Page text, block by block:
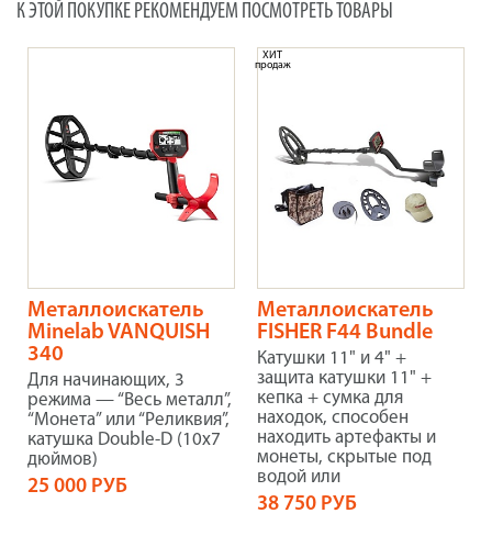
К ЭТОЙ ПОКУПКЕ РЕКОМЕНДУЕМ ПОСМОТРЕТЬ ТОВАРЫ
Металлоискатель
Minelab VANQUISH
340
Для начинающих, 3
режима — “Весь металл”,
“Монета” или “Реликвия”,
катушка Double-D (10х7
дюймов)
25 000 РУБ
Металлоискатель
FISHER F44 Bundle
Катушки 11" и 4" +
защита катушки 11" +
кепка + сумка для
находок, способен
находить артефакты и
монеты, скрытые под
водой или
ХИТ
продаж
38 750 РУБ